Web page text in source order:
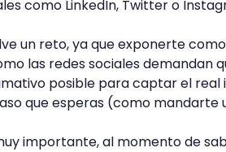
como LinkedIn, Twitter o
un reto, ya que exponerte
las redes sociales demandan
posible para captar el real
que esperas (como mandarte
importante, al momento de